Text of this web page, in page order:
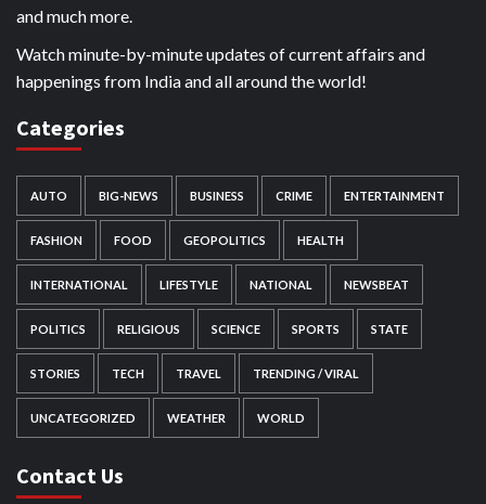
and much more.
Watch minute-by-minute updates of current affairs and
happenings from India and all around the world!
Categories
AUTO BIG-NEWS BUSINESS CRIME ENTERTAINMENT
FASHION FOOD GEOPOLITICS HEALTH
INTERNATIONAL LIFESTYLE NATIONAL NEWSBEAT
POLITICS RELIGIOUS SCIENCE SPORTS STATE
STORIES TECH TRAVEL TRENDING / VIRAL
UNCATEGORIZED WEATHER WORLD
Contact Us